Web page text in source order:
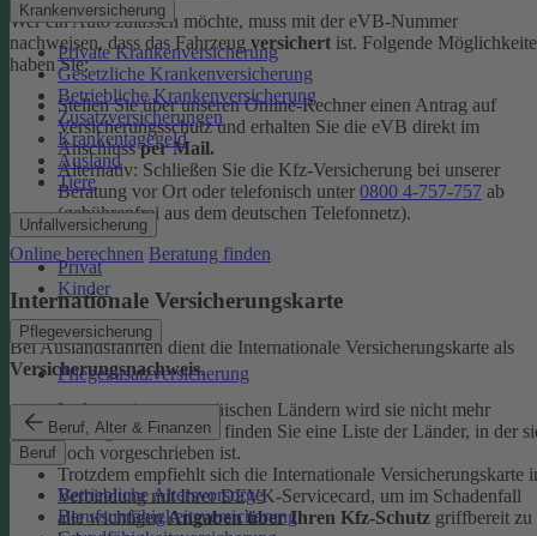
Krankenversicherung
Private Krankenversicherung
Gesetzliche Krankenversicherung
Betriebliche Krankenversicherung
Zusatzversicherungen
Krankentagegeld
Ausland
Tiere
Unfallversicherung
Privat
Kinder
Pflegeversicherung
Pflegezusatzversicherung
Beruf, Alter & Finanzen
Beruf
Betriebliche Altersvorsorge
Berufsunfähigkeitsversicherung
Wer ein Auto zulassen möchte, muss mit der eVB-Nummer
nachweisen, dass das Fahrzeug versichert ist. Folgende
haben Sie:
Stellen Sie über unseren Online-Rechner einen Antrag auf
Versicherungsschutz und erhalten Sie die eVB direkt im
Anschlussper Mail.
Alternativ: Schließen Sie die Kfz-​Versicherung bei unserer
Beratung vor Ort oder telefonisch unter 0800 4-​757-757 ab
(gebührenfrei aus dem deutschen Telefonnetz).
Online berechnen Beratung finden
Internationale Versicherungskarte
Bei Auslandsfahrten dient die Internationale Versicherungskarte als
Versicherungsnachweis.
In den meisten europäischen Ländern wird sie nicht mehr
verlangt. In denFAQ
finden Sie eine Liste der Länder, in der
noch vorgeschrieben ist.
Trotzdem empfiehlt sich die Internationale Versicherungskarte
Verbindung mit Ihrer DEVK-Servicecard, um im Schadenfall
alle wichtigenAngaben über Ihren Kfz-Schutz griffbereit zu